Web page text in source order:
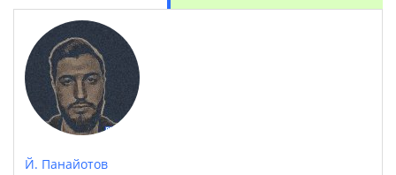
Й. Панайотов